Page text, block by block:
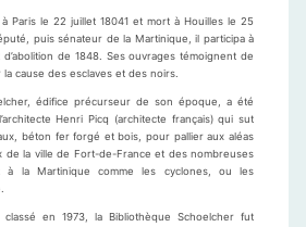
Paris le 22 juillet 18041 et mort à Houilles le 25
puis sénateur de la Martinique, il participa à
de 1848. Ses ouvrages témoignent de
cause des esclaves et des noirs.
édifice précurseur de son époque, a été
Henri Picq (architecte français) qui sut
béton fer forgé et bois, pour pallier aux aléas
de la ville de Fort-de-France et des nombreuses
à la Martinique comme les cyclones, ou les
classé en 1973, la Bibliothèque Schoelcher fut